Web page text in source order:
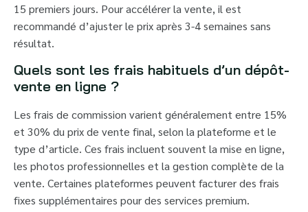
15 premiers jours. Pour accélérer la vente, il est
recommandé d’ajuster le prix après 3-4 semaines sans
résultat.
Quels sont les frais habituels d’un dépôt-
vente en ligne ?
Les frais de commission varient généralement entre 15%
et 30% du prix de vente final, selon la plateforme et le
type d’article. Ces frais incluent souvent la mise en ligne,
les photos professionnelles et la gestion complète de la
vente. Certaines plateformes peuvent facturer des frais
fixes supplémentaires pour des services premium.